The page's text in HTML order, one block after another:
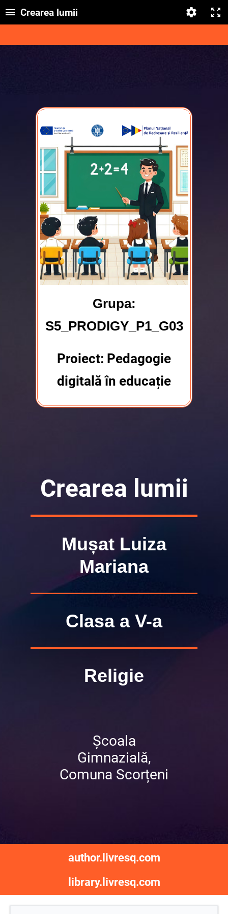
Crearea lumii
Grupa:
S5_PRODIGY_P1_G03
Proiect: Pedagogie
digitală în educație
Crearea lumii
Mușat Luiza
Mariana
Clasa a V-a
Religie
Școala
Gimnazială,
Comuna Scorțeni
author.livresq.com
library.livresq.com